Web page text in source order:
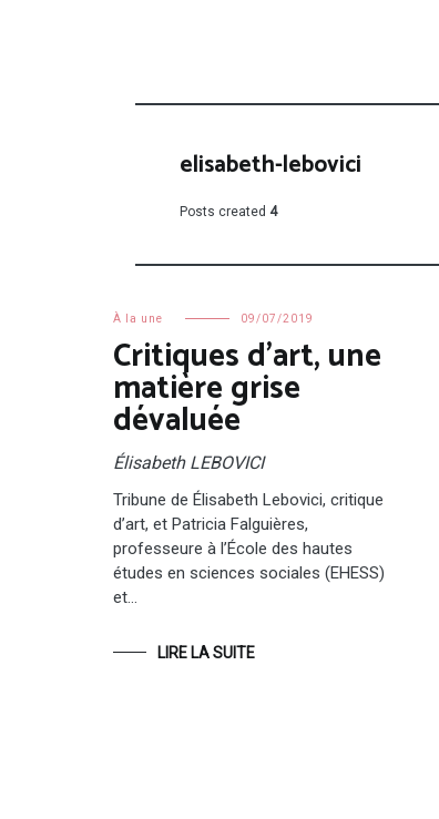
elisabeth-lebovici
Posts created 4
À la une 09/07/2019
Critiques d’art, une
matière grise
dévaluée
Élisabeth LEBOVICI
Tribune de Élisabeth Lebovici, critique
d’art, et Patricia Falguières,
professeure à l’École des hautes
études en sciences sociales (EHESS)
et…
LIRE LA SUITE